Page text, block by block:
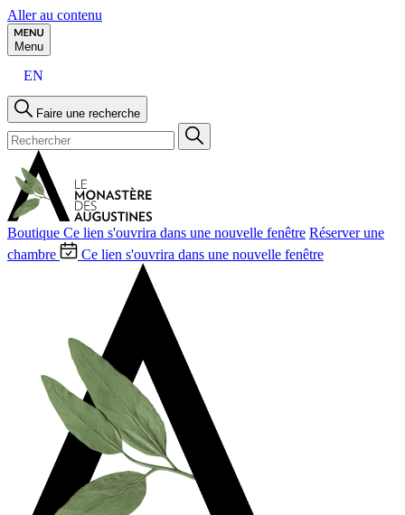
Aller au contenu
Menu
EN
Faire une recherche
Boutique Ce lien s'ouvrira dans une nouvelle fenêtre Réserver une
chambre
Ce lien s'ouvrira dans une nouvelle fenêtre